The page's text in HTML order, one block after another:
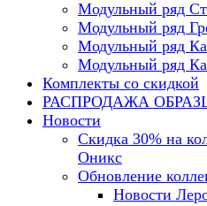
Модульный ряд
Модульный ряд
Модульный ряд
Модульный ряд
Комплекты со скидкой
РАСПРОДАЖА
Новости
Скидка 30% на
Оникс
Обновление
Новости